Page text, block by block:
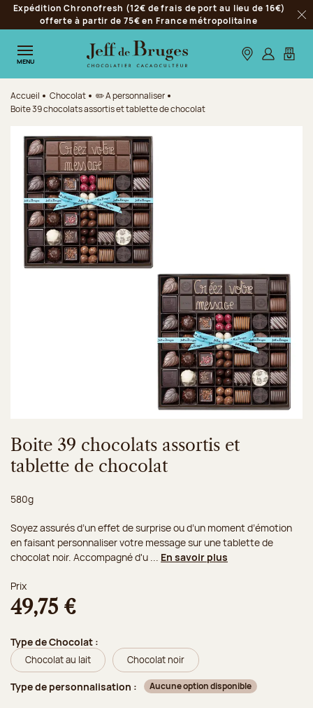
Aller à la navigation
Aller au contenu principal
Aller au pied de page
Expédition Chronofresh (12€ de frais de port au lieu de 16€)
offerte à partir de 75€ en France métropolitaine
MENU Nos boutiques
S’identifier
Mon
Accueil Chocolat
✏️ A personnaliser
Boite 39 chocolats assortis et tablette de chocolat
Boite 39 chocolats assortis et
tablette de chocolat
Poids net :
580g
Soyez assurés d’un effet de surprise ou d’un moment d’émotion
en faisant personnaliser votre message sur une tablette de
chocolat noir. Accompagné d'u ... En savoir plus
Prix
49,75 €
Type de Chocolat :
Chocolat au lait Chocolat noir
Type de personnalisation : Aucune option disponible